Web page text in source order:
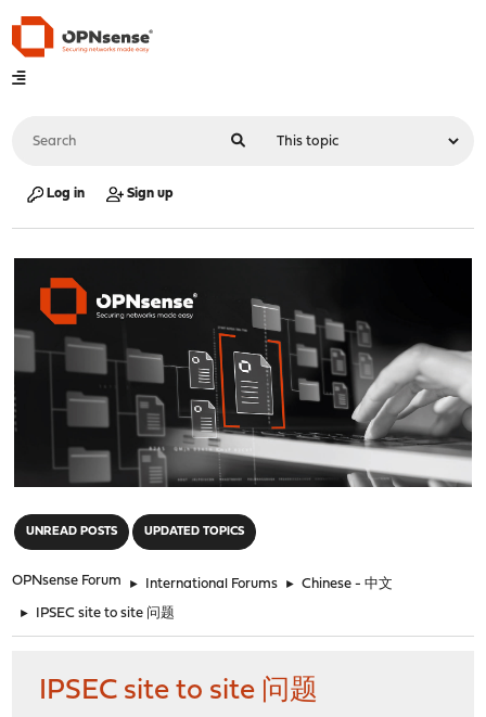
Log in Sign up
UNREAD POSTS UPDATED TOPICS
OPNsense Forum ► International Forums ► Chinese - 中文
► IPSEC site to site 问题
IPSEC site to site 问题